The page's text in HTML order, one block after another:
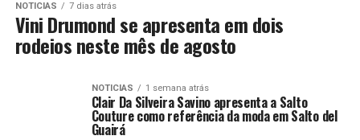
NOTICIAS 7 dias atrás
Vini Drumond se apresenta em dois
rodeios neste mês de agosto
NOTICIAS 1 semana atrás
Clair Da Silveira Savino apresenta a Salto
Couture como referência da moda em Salto del
Guairá